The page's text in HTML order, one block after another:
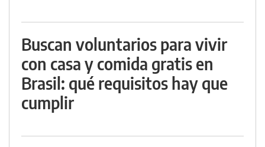
Buscan voluntarios para vivir
con casa y comida gratis en
Brasil: qué requisitos hay que
cumplir